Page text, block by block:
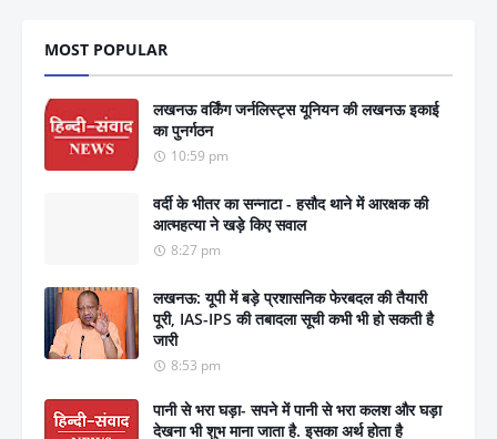
MOST POPULAR
लखनऊ वर्किंग जर्नलिस्ट्स यूनियन की लखनऊ इकाई
का पुनर्गठन
10:59 pm
वर्दी के भीतर का सन्नाटा - हसौद थाने में आरक्षक की
आत्महत्या ने खड़े किए सवाल
8:27 pm
लखनऊ: यूपी में बड़े प्रशासनिक फेरबदल की तैयारी
पूरी, IAS-IPS की तबादला सूची कभी भी हो सकती है
जारी
8:53 pm
पानी से भरा घड़ा- सपने में पानी से भरा कलश और घड़ा
देखना भी शुभ माना जाता है. इसका अर्थ होता है